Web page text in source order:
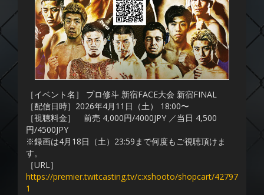
［イベント名］ プロ修斗 新宿FACE大会 新宿FINAL
［配信日時］2026年4月11日（土） 18:00〜
［視聴料金］ 前売 4,000円/4000JPY ／当日 4,500
円/4500JPY
※録画は4月18日（土）23:59まで何度もご視聴頂けま
す。
［URL］
https://premier.twitcasting.tv/c:xshooto/shopcart/42797
1